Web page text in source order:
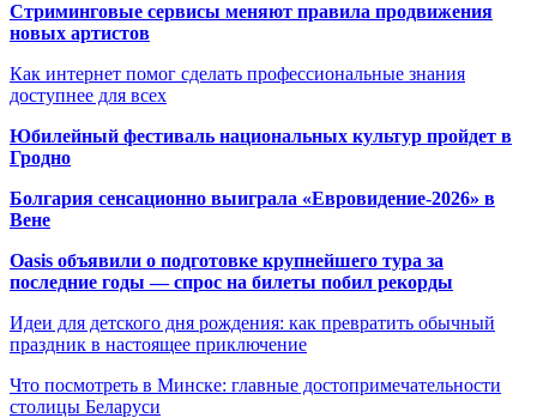
Стриминговые сервисы меняют правила продвижения
новых артистов
Как интернет помог сделать профессиональные знания
доступнее для всех
Юбилейный фестиваль национальных культур пройдет в
Гродно
Болгария сенсационно выиграла «Евровидение-2026» в
Вене
Oasis объявили о подготовке крупнейшего тура за
последние годы — спрос на билеты побил рекорды
Идеи для детского дня рождения: как превратить обычный
праздник в настоящее приключение
Что посмотреть в Минске: главные достопримечательности
столицы Беларуси